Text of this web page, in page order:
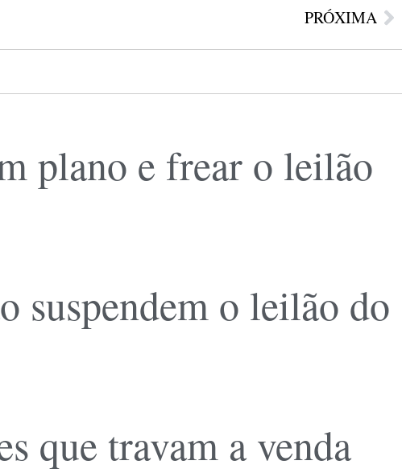
PRÓXIMA
plano e frear o leilão
suspendem o leilão do
que travam a venda